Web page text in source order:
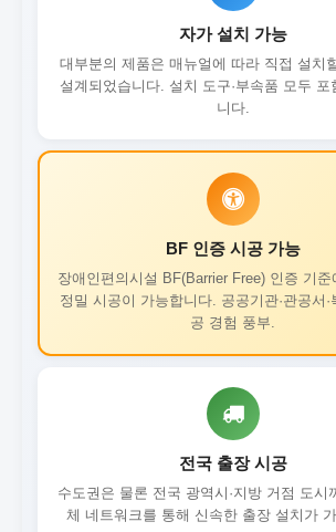
자가 설치 가능
대부분의 제품은 매뉴얼에 따라 직접 설치
설계되었습니다. 설치 도구·부속품 모두 포
니다.
BF 인증 시공 가능
장애인편의시설 BF(Barrier Free) 인증 기준
정밀 시공이 가능합니다. 공공기관·관공서·
공 경험 풍부.
전국 출장 시공
수도권은 물론 전국 광역시·지방 거점 도시
체 네트워크를 통해 신속한 출장 설치가